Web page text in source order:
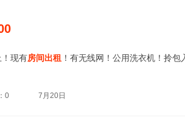
现有房间出租 ！有无线网！公用洗衣机！拎
0 7月20日